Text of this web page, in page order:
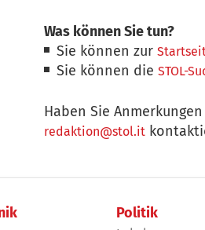
Was können Sie tun?
Sie können zur
Sie können dieSTOL-
Haben Sie
redaktion@stol.it
Politik